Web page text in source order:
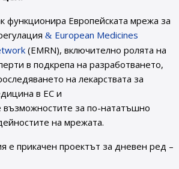
функционира Европейската мрежа за
European Medicines
(EMRN), включително ролята на
в подкрепа на разработването,
на лекарствата за
в ЕС и
възможностите за по-нататъшно
на мрежата.
е прикачен проектът за дневен ред –